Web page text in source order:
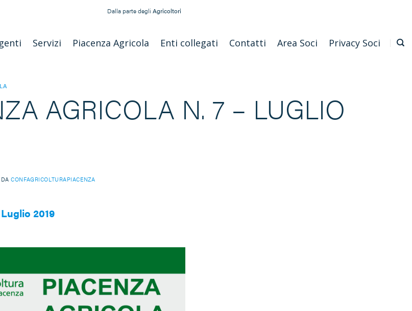
Dalla parte degli Agricoltori
Servizi Piacenza Agricola Enti collegati Contatti Area Soci Privacy Soci
AGRICOLA N. 7 – LUGLIO
DACONFAGRICOLTURAPIACENZA
2019